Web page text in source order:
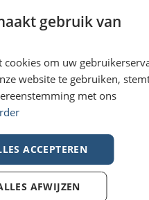
gebruik van
cookies om uw
website te gebruiken,
met ons
ACCEPTEREN
AFWIJZEN